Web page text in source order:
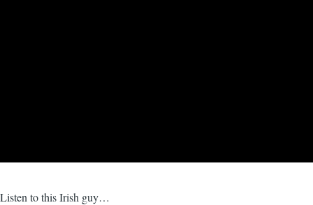
Listen to this Irish guy…